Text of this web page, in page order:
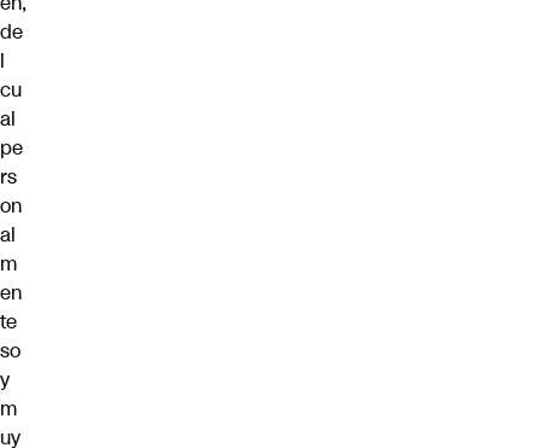
de
l
cu
al
pe
rs
on
al
m
en
te
so
y
m
uy